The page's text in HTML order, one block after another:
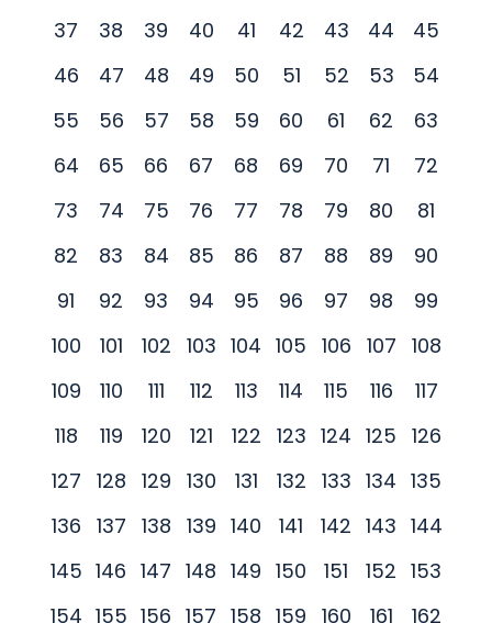
10 April 2023 – Pusat Perlindungan Baitul Islah
Majlis&#8230; Berita Penuh April 17, 2023
RISDA HOLDINGS AMPANG, 7 April – Majlis
Agama Islam Selangor (MAIS) melalui&#8230;
JUTA BANTU OPERASI RUMAH PEMULIHAN RIQAB
(RPR) SHAH ALAM, 9 April – Majlis Agama Islam
2023 MAJLIS PERASMIAN MASJID TAMAN ALAM
JAYA DAN MAJLIS BERBUKA PUASA DYMM
PENYAMPAIAN SUMBANGAN HARI RAYA 1444H
PUNCAK ALAM, 8 April 2023 – Duli Yang Maha
Mulia&#8230; Berita Penuh April 17, 2023
37
38 39 40 41 42 43 44
45
46
47 48 49 50 51 52 53
54
55
56 57 58 59 60 61 62
63
64
65 66 67 68 69 70 71
72
73
74 75 76 77 78 79 80
81
82
83 84 85 86 87 88 89
90
91
92 93 94 95 96 97 98
99
100
101 102 103 104 105 106 107 108
109
110 111 112 113 114 115 116
117
118
119 120 121 122 123 124 125 126
127 128 129 130 131 132 133 134 135
136 137 138 139 140 141 142 143 144
145 146 147 148 149 150 151 152 153
154 155 156 157 158 159 160 161 162